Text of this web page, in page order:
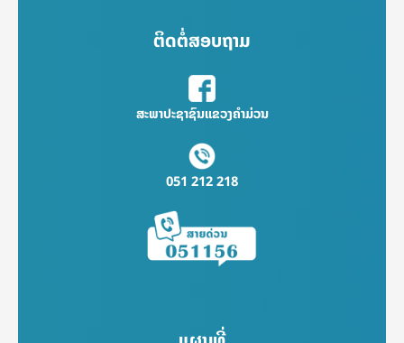
ຕິດຕໍ່ສອບຖາມ
ສະພາປະຊາຊົນແຂວງຄຳມ່ວນ
051 212 218